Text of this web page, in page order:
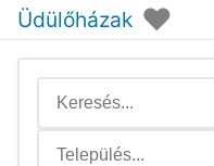
Üdülőházak ♥